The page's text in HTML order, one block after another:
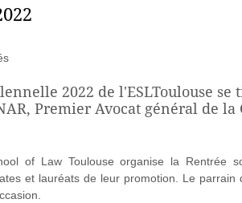
2022 de l'ESLToulouse
Premier Avocat général de
of Law Toulouse organise la Rentrée
et lauréats de leur promotion. Le parrain